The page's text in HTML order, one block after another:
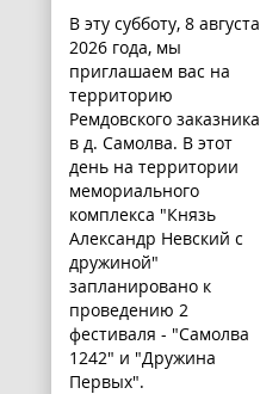
В эту субботу, 8 августа
2026 года, мы
приглашаем вас на
территорию
Ремдовского заказника
в д. Самолва. В этот
день на территории
мемориального
комплекса "Князь
Александр Невский с
дружиной"
запланировано к
проведению 2
фестиваля - "Самолва
1242" и "Дружина
Первых".